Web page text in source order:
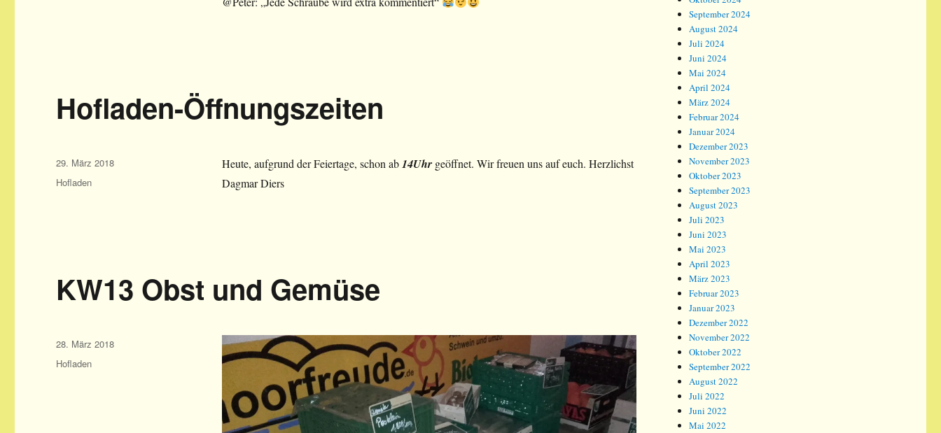
Hofladen-Öffnungszeiten
Heute, aufgrund der Feiertage, schon ab14Uhrgeöffnet. Wir freuen uns auf euch. Herzlichst
Dagmar Diers
Veröffentlicht
am
29. März 2018
Kategorien
Hofladen
KW13 Obst und Gemüse
Veröffentlicht
am
28. März 2018
Kategorien
Hofladen
September 2024
August 2024
Juli 2024
Juni 2024
Mai 2024
April 2024
März 2024
Februar 2024
Januar 2024
Dezember 2023
November 2023
Oktober 2023
September 2023
August 2023
Juli 2023
Juni 2023
Mai 2023
April 2023
März 2023
Februar 2023
Januar 2023
Dezember 2022
November 2022
Oktober 2022
September 2022
August 2022
Juli 2022
Juni 2022
Mai 2022